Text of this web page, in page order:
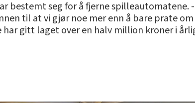
bestemt seg for å fjerne spilleautomatene.
til at vi gjør noe mer enn å bare prate
har gitt laget over en halv million kroner i